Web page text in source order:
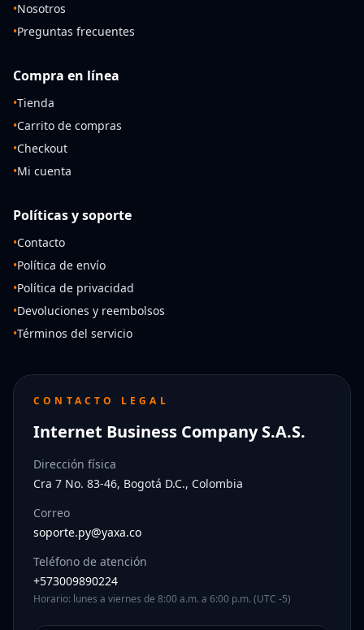
•Nosotros
•Preguntas frecuentes
Compra en línea
•Tienda
•Carrito de compras
•Checkout
•Mi cuenta
Políticas y soporte
•Contacto
•Política de envío
•Política de privacidad
•Devoluciones y reembolsos
•Términos del servicio
CONTACTO LEGAL
Internet Business Company S.A.S.
Dirección física
Cra 7 No. 83-46, Bogotá D.C., Colombia
Correo
soporte.py@yaxa.co
Teléfono de atención
+573009890224
Horario: lunes a viernes de 8:00 a.m. a 6:00 p.m. (UTC -5)